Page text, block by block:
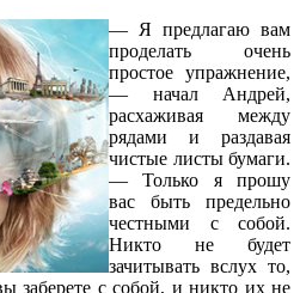
— Я предлагаю вам
проделать очень
простое упражнение,
— начал Андрей,
расхаживая между
рядами и раздавая
чистые листы бумаги.
— Только я прошу
вас быть предельно
честными с собой.
Никто не будет
зачитывать вслух то,
заберете с собой, и никто их не